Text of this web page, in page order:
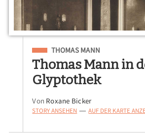
Eingeordnet unter
THOMAS MANN
Thomas Mann in
Glyptothek
Von Roxane Bicker
STORY ANSEHEN — AUF DER KARTE